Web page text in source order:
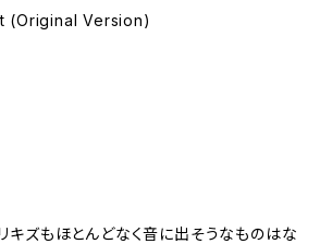
(Original Version)
ズもほとんどなく音に出そうなものはな